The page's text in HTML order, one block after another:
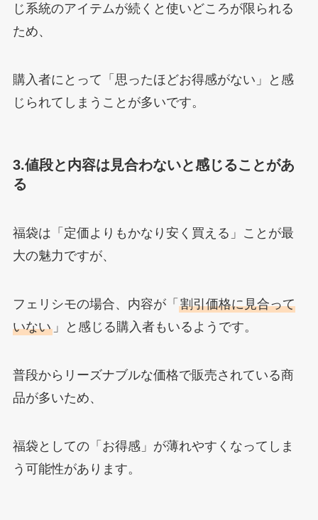
じ系統のアイテムが続くと使いどころが限られる
ため、
購入者にとって「思ったほどお得感がない」と感
じられてしまうことが多いです。
3.値段と内容は見合わないと感じることがあ
る
福袋は「定価よりもかなり安く買える」ことが最
大の魅力ですが、
フェリシモの場合、内容が「 割引価格に見合って
いない」と感じる購入者もいるようです。
普段からリーズナブルな価格で販売されている商
品が多いため、
福袋としての「お得感」が薄れやすくなってしま
う可能性があります。